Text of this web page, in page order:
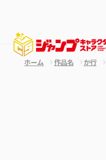
ホーム 作品名 か行